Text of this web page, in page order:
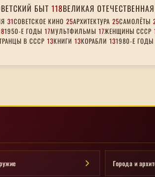
БЫТ 118ВЕЛИКАЯ
31СОВЕТСКОЕ КИНО 25АРХИТЕКТУРА 25САМОЛЁТЫ
1950-Е ГОДЫ 17МУЛЬТФИЛЬМЫ 17ЖЕНЩИНЫ СССР
В СССР 13КНИГИ 13КОРАБЛИ 131980-Е ГОДЫ
Города и